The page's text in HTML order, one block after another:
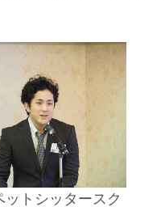
ットシッタースク